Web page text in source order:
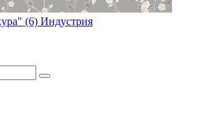
(6) Индустрия